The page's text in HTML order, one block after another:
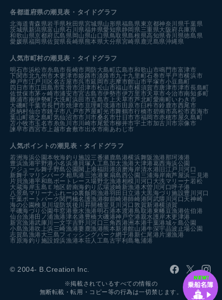
各都道府県の潮見表 ・タイドグラフ
北海道青森県岩手県秋田県宮城県山形県福島県東京都神奈川県千葉県
茨城県新潟県富山県石川県福井県愛知県静岡県三重県大阪府兵庫県
和歌山県京都府広島県 岡山県山口県鳥取県島根県高知県香川県徳島県
愛媛県福岡県佐賀県長崎県熊本県大分県宮崎県鹿児島県沖縄県
人気市町村の潮見表・タイドグラフ
明石市浜松市糸島市長崎市周防大島町広島市和歌山市鳴門市富津市
下関市北九州市木更津市姫路市淡路市九十九里町石巻市平戸市横浜市
神戸市江戸川区 名古屋市呉市延岡市志摩市館山市平塚市小豆島町
四日市市江田島市常滑市沼津市松山市福山市横須賀市唐津市津市長島町
佐世保市茅ヶ崎市浦安市宮古島市伊勢市伊万里市天草市今治市南知多町
勝浦市南伊勢町大洗町浜田市五島市 上天草市芦北町愛南町いわき市
大磯町千葉市長門市焼津市亘理町境港市 田原市 臼杵市鈴鹿市西尾市
恩納村仙台市銚子市八戸市芦屋町光市舞鶴市行橋市碧南市高松市西海市
葉山町徳之島町気仙沼市市川市桑名市廿日市市福岡市赤穂市屋久島町
苫小牧市玉名市糸魚川市川崎市尾鷲市柳井市宇土市加古川市宗像市
諫早市西宮市 上越市倉敷市出水市南あわじ市
人気ポイントの潮見表・タイドグラフ
若洲海浜公園本牧海釣り施設三番瀬 鹿島港横浜舞阪漁港 那珂湊港
豊浜漁港宇野港小名浜港 貝塚人工島 加太漁港 大津港葛西海浜公園
アジュール舞子野島公園 閖上港福田港須磨海岸清水港 旧江戸川河口
新舞子マリンパーク 相馬港 三池港東扇島西公園 三浦海岸南芦屋浜二見港
片貝漁港平和島ボートレース場野北漁港相模川河口 大洗マリーナ若松
大蔵海岸玉島Ｅ地区 碧南海釣り広場波崎新漁港木曽川河口 呼子港
八景島マリーナふれーゆ裏飯岡漁港羽田 日立港 大黒海づり施設豊川河口
千葉ポートパーク 関門橋名護漁港御前崎港師崎港 阿武隈川河口 天神崎
海の公園検見川堤防筑後川昇開橋室見川河口敦賀新港横須賀
平磯海づり公園 牛窓港垂水漁港 明石港本渡港鳥取港 東幡豆漁港佐伯港
仙台漁港 田ノ浦漁港津名港 豊橋 大磯港神戸空港親水護岸木更津港
新宮漁港武庫川一文字吉野川河口 三角西港洲本港千葉港城ヶ島公園
小島漁港吹上浜三崎漁港妻鹿漁港熊本新港館山港牛深宇品波止場公園
志賀島漁港 大三島フィッシングパーク網干港 新仁尾港 片瀬漁港
市原海釣り施設姪浜漁港本荘人工島古宇利島亀浦港
© 2004- B.Creation Inc.
※掲載されているすべての情報の
無断転載・転用・コピー等の行為は一切禁じます。